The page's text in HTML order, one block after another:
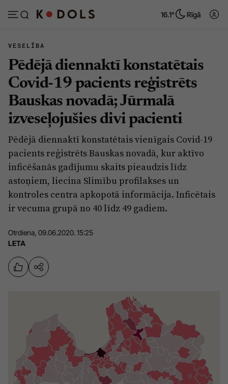
16.1° Rīgā
Abonēt Pieslēgties
Ziņas
Politika
Pašvaldības
Izglītība
Veselība
Sports
Drošība
Tēmas
Viedokļi
Dzīve un ticība
Ekonomika
Krimināli
Mārupe
Olaine
Projekti
Mediju atbalsta fonds
Zivju fonds
Zaļā nākotne
Iedvesmai nav vecuma
VESELĪBA
Pēdējā diennaktī konstatētais
Covid-19 pacients reģistrēts
Bauskas novadā; Jūrmalā
izveseļojušies divi pacienti
Pēdējā diennaktī konstatētais vienīgais Covid-19
pacients reģistrēts Bauskas novadā, kur aktīvo
inficēšanās gadījumu skaits pieaudzis līdz
astoņiem, liecina Slimību profilakses un
kontroles centra apkopotā informācija. Inficētais
ir vecuma grupā no 40 līdz 49 gadiem.
Otrdiena, 09.06.2020. 15:25
LETA